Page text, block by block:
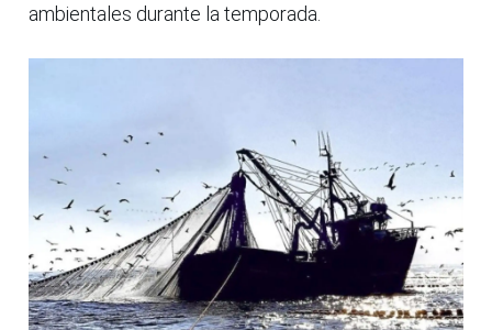
ambientales durante la temporada.